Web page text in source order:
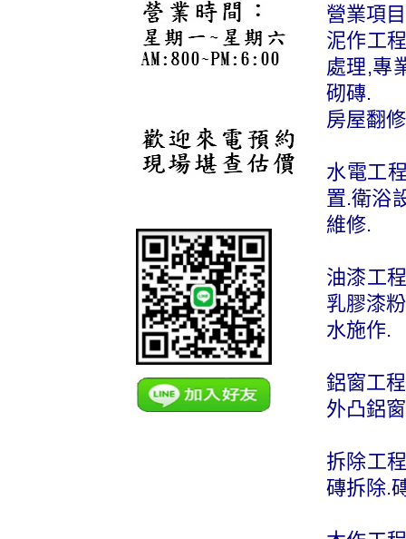
營業項
泥作工
處理,專
砌磚.
房屋翻
水電工
置.衛浴
維修.
油漆工
乳膠漆
水施作.
鋁窗工
外凸鋁
拆除工
磚拆除.